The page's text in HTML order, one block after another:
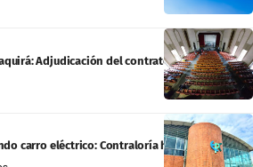
Adjudicación del contrato para el Teatro
carro eléctrico: Contraloría hace seguimiento